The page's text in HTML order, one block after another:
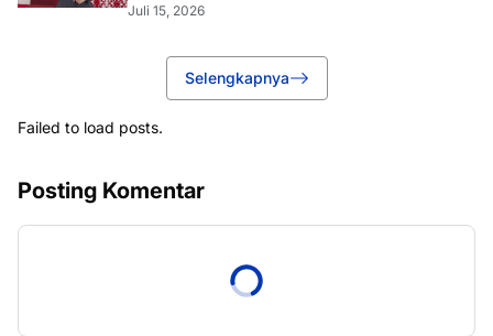
Juli 15, 2026
Selengkapnya
Failed to load posts.
Posting Komentar